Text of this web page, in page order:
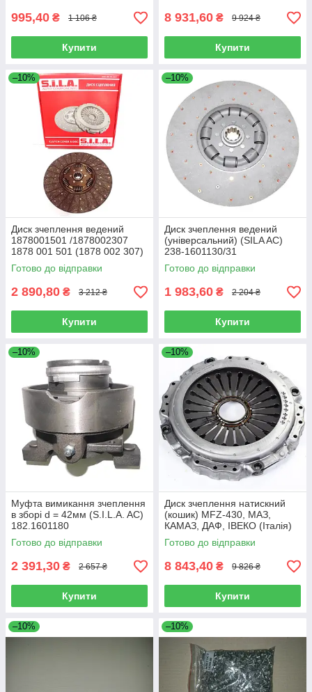
995,40 ₴ 1 106 ₴
Купити
8 931,60 ₴ 9 924 ₴
Купити
–10%
Диск зчеплення ведений
1878001501 /1878002307
1878 001 501 (1878 002 307)
Готово до відправки
2 890,80 ₴ 3 212 ₴
Купити
–10%
Диск зчеплення ведений
(універсальний) (SILA AC)
238-1601130/31
Готово до відправки
1 983,60 ₴ 2 204 ₴
Купити
–10%
Муфта вимикання зчеплення
в зборі d = 42мм (S.I.L.A. AC)
182.1601180
Готово до відправки
2 391,30 ₴ 2 657 ₴
Купити
–10%
Диск зчеплення натискний
(кошик) MFZ-430, МАЗ,
КАМАЗ, ДАФ, ІВЕКО (Італія)
3482 083 118 (8996)
Готово до відправки
8 843,40 ₴ 9 826 ₴
Купити
–10% –10%